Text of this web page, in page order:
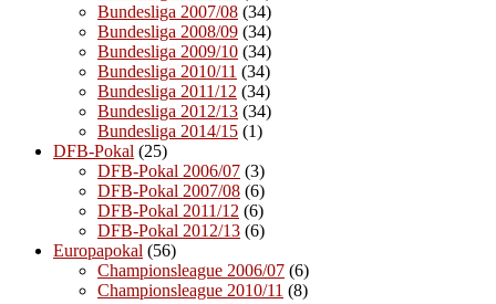
Bundesliga 2007/08 (34)
Bundesliga 2008/09 (34)
Bundesliga 2009/10 (34)
Bundesliga 2010/11 (34)
Bundesliga 2011/12 (34)
Bundesliga 2012/13 (34)
Bundesliga 2014/15 (1)
DFB-Pokal (25)
DFB-Pokal 2006/07 (3)
DFB-Pokal 2007/08 (6)
DFB-Pokal 2011/12 (6)
DFB-Pokal 2012/13 (6)
Europapokal (56)
Championsleague 2006/07 (6)
Championsleague 2010/11 (8)